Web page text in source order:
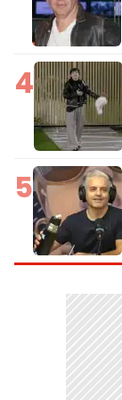
4
5